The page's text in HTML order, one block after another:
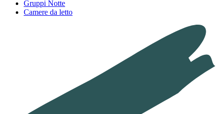
Gruppi Notte
Camere da letto